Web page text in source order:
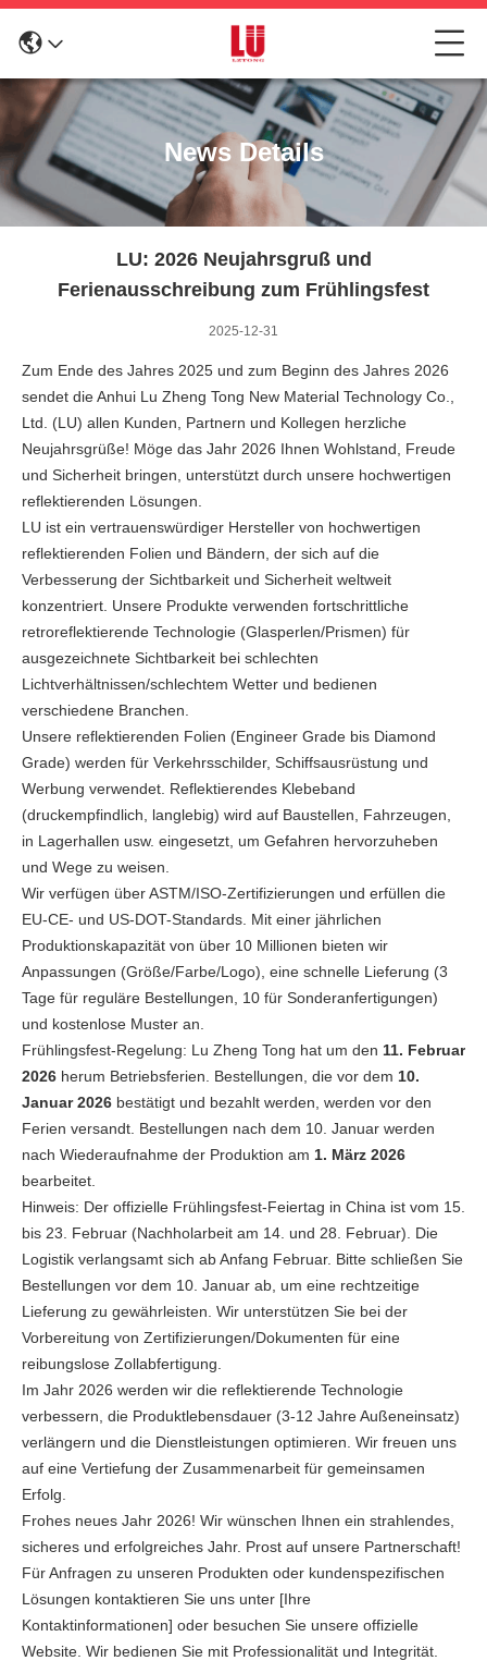
News Details
LU: 2026 Neujahrsgruß und
Ferienausschreibung zum Frühlingsfest
2025-12-31
Zum Ende des Jahres 2025 und zum Beginn des Jahres 2026
sendet die Anhui Lu Zheng Tong New Material Technology Co.,
Ltd. (LU) allen Kunden, Partnern und Kollegen herzliche
Neujahrsgrüße! Möge das Jahr 2026 Ihnen Wohlstand, Freude
und Sicherheit bringen, unterstützt durch unsere hochwertigen
reflektierenden Lösungen.
LU ist ein vertrauenswürdiger Hersteller von hochwertigen
reflektierenden Folien und Bändern, der sich auf die
Verbesserung der Sichtbarkeit und Sicherheit weltweit
konzentriert. Unsere Produkte verwenden fortschrittliche
retroreflektierende Technologie (Glasperlen/Prismen) für
ausgezeichnete Sichtbarkeit bei schlechten
Lichtverhältnissen/schlechtem Wetter und bedienen
verschiedene Branchen.
Unsere reflektierenden Folien (Engineer Grade bis Diamond
Grade) werden für Verkehrsschilder, Schiffsausrüstung und
Werbung verwendet. Reflektierendes Klebeband
(druckempfindlich, langlebig) wird auf Baustellen, Fahrzeugen,
in Lagerhallen usw. eingesetzt, um Gefahren hervorzuheben
und Wege zu weisen.
Wir verfügen über ASTM/ISO-Zertifizierungen und erfüllen die
EU-CE- und US-DOT-Standards. Mit einer jährlichen
Produktionskapazität von über 10 Millionen bieten wir
Anpassungen (Größe/Farbe/Logo), eine schnelle Lieferung (3
Tage für reguläre Bestellungen, 10 für Sonderanfertigungen)
und kostenlose Muster an.
Frühlingsfest-Regelung: Lu Zheng Tong hat um den 11. Februar
2026 herum Betriebsferien. Bestellungen, die vor dem 10.
Januar 2026 bestätigt und bezahlt werden, werden vor den
Ferien versandt. Bestellungen nach dem 10. Januar werden
nach Wiederaufnahme der Produktion am 1. März 2026
bearbeitet.
Hinweis: Der offizielle Frühlingsfest-Feiertag in China ist vom 15.
bis 23. Februar (Nachholarbeit am 14. und 28. Februar). Die
Logistik verlangsamt sich ab Anfang Februar. Bitte schließen Sie
Bestellungen vor dem 10. Januar ab, um eine rechtzeitige
Lieferung zu gewährleisten. Wir unterstützen Sie bei der
Vorbereitung von Zertifizierungen/Dokumenten für eine
reibungslose Zollabfertigung.
Im Jahr 2026 werden wir die reflektierende Technologie
verbessern, die Produktlebensdauer (3-12 Jahre Außeneinsatz)
verlängern und die Dienstleistungen optimieren. Wir freuen uns
auf eine Vertiefung der Zusammenarbeit für gemeinsamen
Erfolg.
Frohes neues Jahr 2026! Wir wünschen Ihnen ein strahlendes,
sicheres und erfolgreiches Jahr. Prost auf unsere Partnerschaft!
Für Anfragen zu unseren Produkten oder kundenspezifischen
Lösungen kontaktieren Sie uns unter [Ihre
Kontaktinformationen] oder besuchen Sie unsere offizielle
Website. Wir bedienen Sie mit Professionalität und Integrität.